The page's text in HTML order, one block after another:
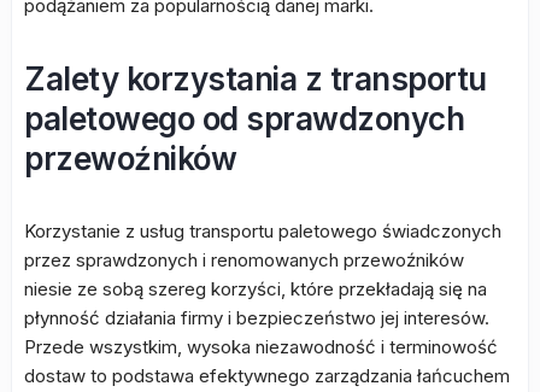
podążaniem za popularnością danej marki.
Zalety korzystania z transportu
paletowego od sprawdzonych
przewoźników
Korzystanie z usług transportu paletowego świadczonych
przez sprawdzonych i renomowanych przewoźników
niesie ze sobą szereg korzyści, które przekładają się na
płynność działania firmy i bezpieczeństwo jej interesów.
Przede wszystkim, wysoka niezawodność i terminowość
dostaw to podstawa efektywnego zarządzania łańcuchem